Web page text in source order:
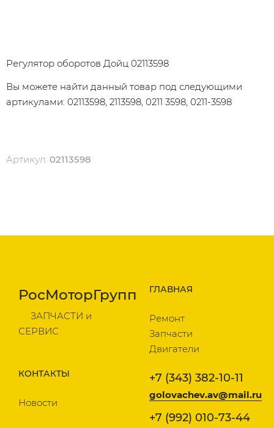
Регулятор оборотов Дойц 02113598
Вы можете найти данный товар под следующими
артикулами: 02113598, 2113598, 0211 3598, 0211-3598
Артикул: 02113598
РосМоторГрупп
ЗАПЧАСТИ и
СЕРВИС
ГЛАВНАЯ
Ремонт
Запчасти
Двигатели
КОНТАКТЫ
Новости
+7 (343) 382-10-11
golovachev.av@mail.ru
+7 (992) 010-73-44